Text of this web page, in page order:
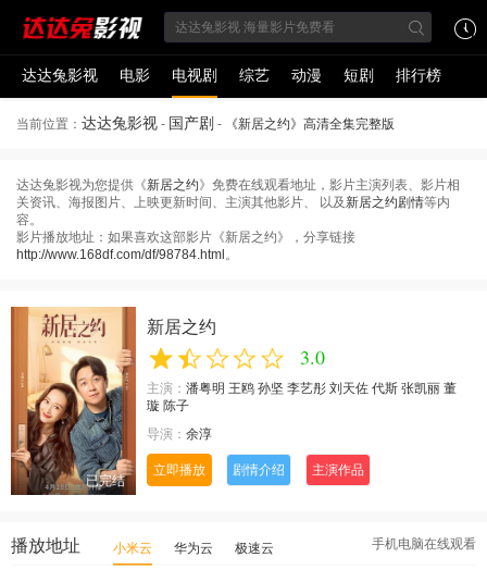
达达兔影视 电影 电视剧 综艺 动漫 短剧 排行榜
当前位置： 达达兔影视 - 国产剧 - 《新居之约》高清全集完整版
达达兔影视为您提供《新居之约》免费在线观看地址，影片主演列表、影片相
关资讯、海报图片、上映更新时间、主演其他影片、 以及新居之约剧情等内
容。
影片播放地址：如果喜欢这部影片《新居之约》，分享链接
http://www.168df.com/df/98784.html 。
已完结
新居之约
3.0
主演： 潘粤明 王鸥 孙坚 李艺彤 刘天佐 代斯 张凯丽 董
璇 陈子
导演： 余淳
立即播放 剧情介绍 主演作品
手机电脑在线观看
播放地址 小米云 华为云 极速云